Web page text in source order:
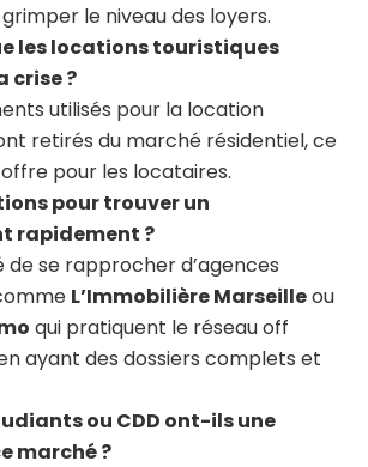
le niveau des loyers.
les locations touristiques
crise ?
utilisés pour la location
retirés du marché résidentiel, ce
pour les locataires.
pour trouver un
rapidement ?
de se rapprocher d’agences
L’Immobilière Marseilleou
qui pratiquent le réseau off
ayant des dossiers complets et
ou CDD ont-ils une
marché ?